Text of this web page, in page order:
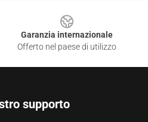
Garanzia internazionale
Offerto nel paese di utilizzo
supporto